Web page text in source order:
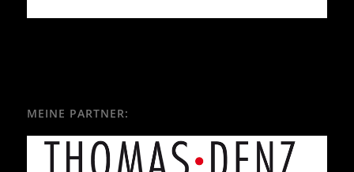
MEINE PARTNER: